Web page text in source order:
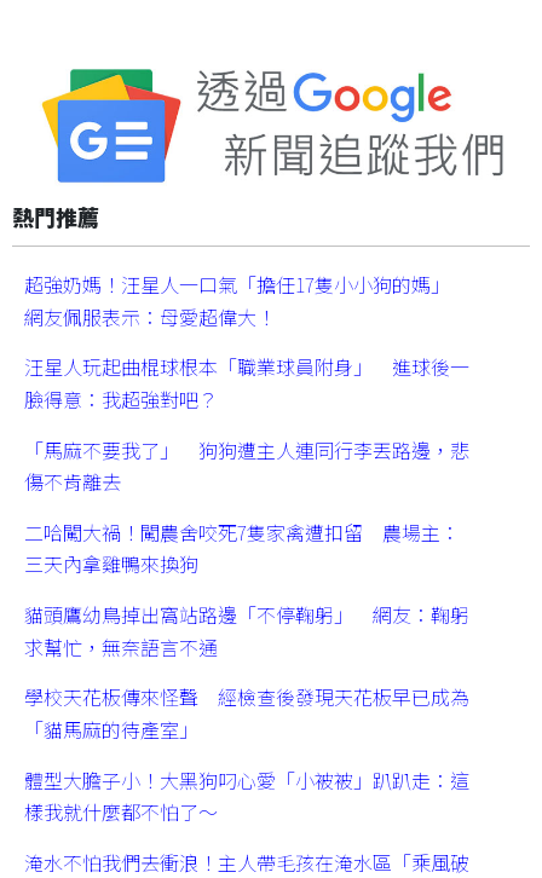
熱門推薦
超強奶媽！汪星人一口氣「擔任17隻小小狗的媽」
網友佩服表示：母愛超偉大！
汪星人玩起曲棍球根本「職業球員附身」 進球後一
臉得意：我超強對吧？
「馬麻不要我了」 狗狗遭主人連同行李丟路邊，悲
傷不肯離去
二哈闖大禍！闖農舍咬死7隻家禽遭扣留 農場主：
三天內拿雞鴨來換狗
貓頭鷹幼鳥掉出窩站路邊「不停鞠躬」 網友：鞠躬
求幫忙，無奈語言不通
學校天花板傳來怪聲 經檢查後發現天花板早已成為
「貓馬麻的待產室」
體型大膽子小！大黑狗叼心愛「小被被」趴趴走：這
樣我就什麼都不怕了～
淹水不怕我們去衝浪！主人帶毛孩在淹水區「乘風破